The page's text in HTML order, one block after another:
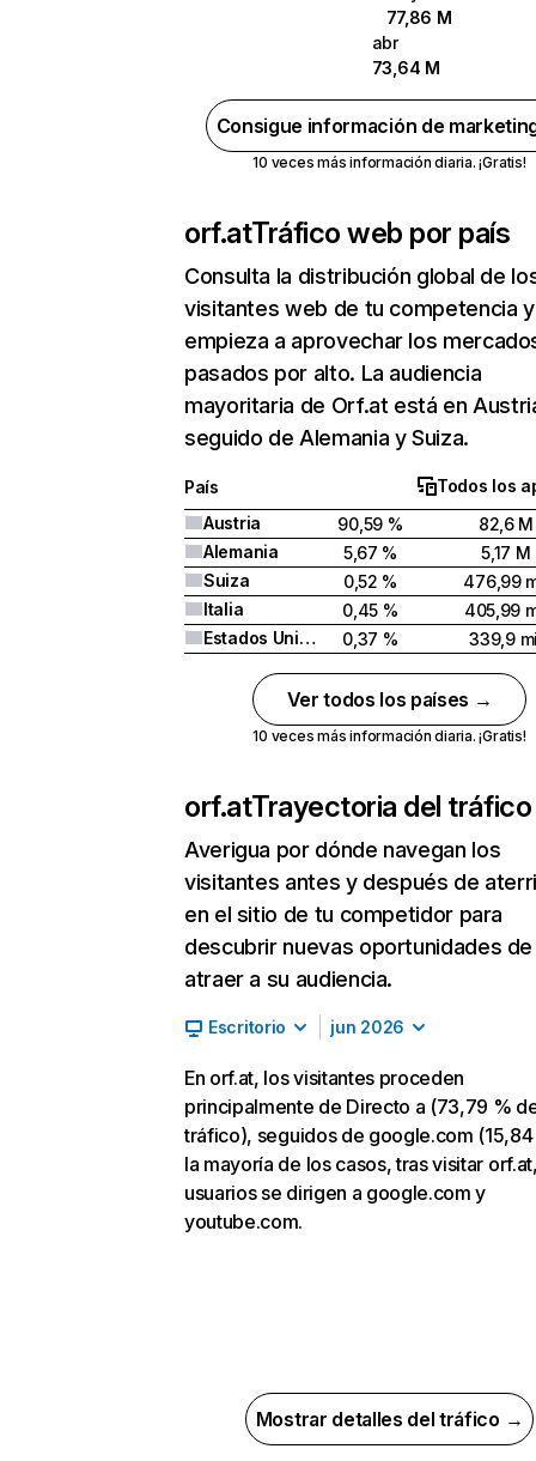
77,86 M
abr
73,64 M
Consigue información de
10 veces más información diaria. ¡Gratis!
orf.atTráfico web por país
Consulta la distribución global de
visitantes web de tu competencia y
empieza a aprovechar los
pasados por alto. La audiencia
mayoritaria de Orf.at está en
seguido de Alemania y Suiza.
País
Todos los
Austria
90,59 %
82,6 M
Alemania
5,67 %
5,17 M
Suiza
0,52 %
476,99
Italia
0,45 %
405,99
Estados Unidos
0,37 % 339,9
Ver todos los países →
10 veces más información diaria. ¡Gratis!
orf.atTrayectoria del
Averigua por dónde navegan los
visitantes antes y después de
en el sitio de tu competidor para
descubrir nuevas oportunidades de
atraer a su audiencia.
Escritorio jun 2026
En orf.at, los visitantes proceden
principalmente de Directo a (73,79 %
tráfico), seguidos de google.com (15,84
la mayoría de los casos, tras visitar
usuarios se dirigen a google.com y
youtube.com.
Mostrar detalles del tráfico →